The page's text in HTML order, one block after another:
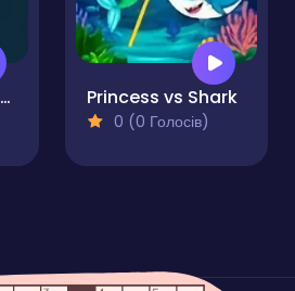
Connect the Blocks Mind Grid Princess vs Shark
0 (0 Голосів)